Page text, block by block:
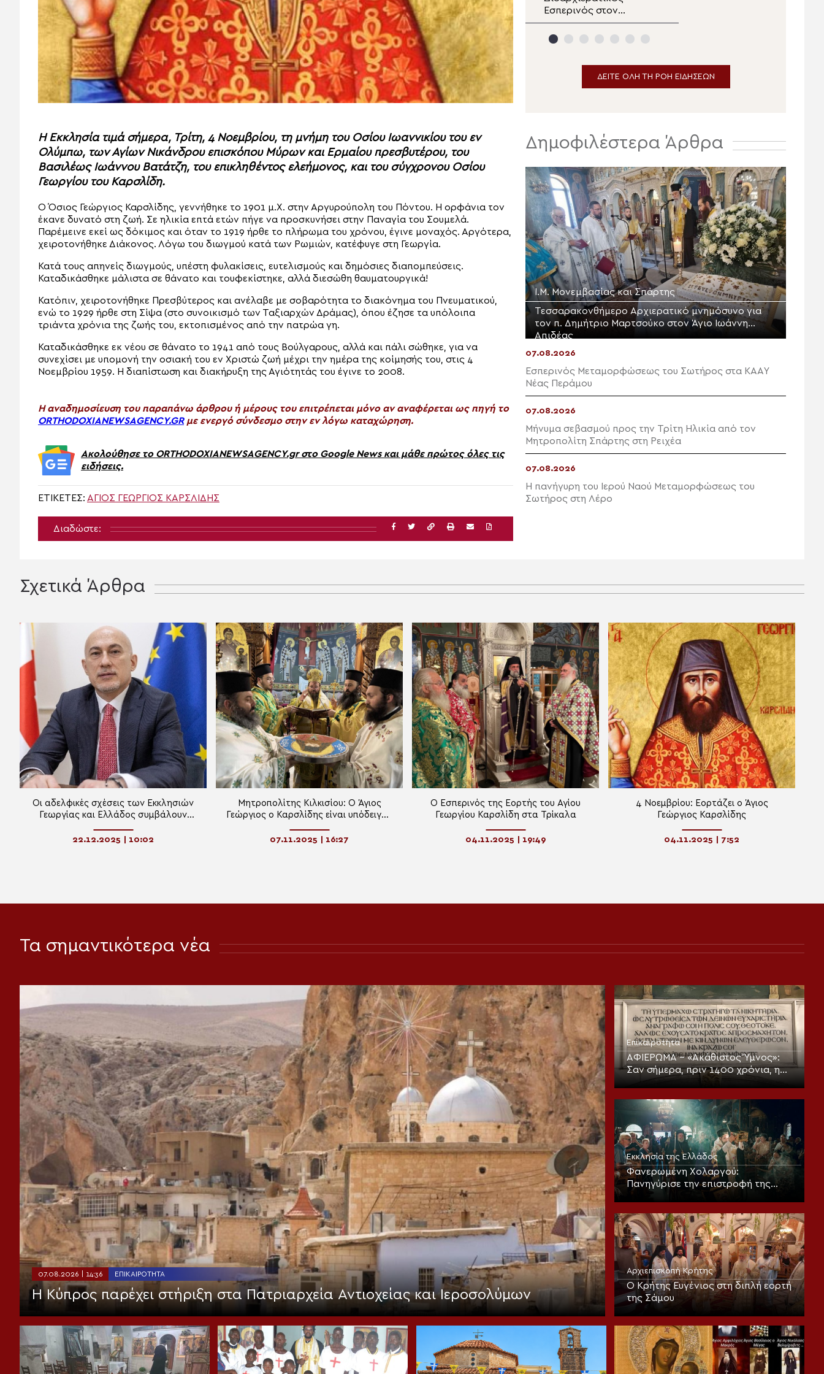
Η Εκκλησία τιμά σήμερα, Τρίτη, 4 Νοεμβρίου, τη μνήμη του Οσίου Ιωαννικίου του εν
Ολύμπω, των Αγίων Νικάνδρου επισκόπου Μύρων και Ερμαίου πρεσβυτέρου, του
Βασιλέως Ιωάννου Βατάτζη, του επικληθέντος ελεήμονος, και του σύγχρονου Οσίου
Γεωργίου του Καρσλίδη.
Ο Όσιος Γεώργιος Καρσλίδης, γεννήθηκε το 1901 μ.Χ. στην Αργυρούπολη του Πόντου. Η ορφάνια τον
έκανε δυνατό στη ζωή. Σε ηλικία επτά ετών πήγε να προσκυνήσει στην Παναγία του Σουμελά.
Παρέμεινε εκεί ως δόκιμος και όταν το 1919 ήρθε το πλήρωμα του χρόνου, έγινε μοναχός. Αργότερα,
χειροτονήθηκε Διάκονος. Λόγω του διωγμού κατά των Ρωμιών, κατέφυγε στη Γεωργία.
Κατά τους απηνείς διωγμούς, υπέστη φυλακίσεις, ευτελισμούς και δημόσιες διαπομπεύσεις.
Καταδικάσθηκε μάλιστα σε θάνατο και τουφεκίστηκε, αλλά διεσώθη θαυματουργικά!
Κατόπιν, χειροτονήθηκε Πρεσβύτερος και ανέλαβε με σοβαρότητα το διακόνημα του Πνευματικού,
ενώ το 1929 ήρθε στη Σίψα (στο συνοικισμό των Ταξιαρχών Δράμας), όπου έζησε τα υπόλοιπα
τριάντα χρόνια της ζωής του, εκτοπισμένος από την πατρώα γη.
Καταδικάσθηκε εκ νέου σε θάνατο το 1941 από τους Βούλγαρους, αλλά και πάλι σώθηκε, για να
συνεχίσει με υπομονή την οσιακή του εν Χριστώ ζωή μέχρι την ημέρα της κοίμησής του, στις 4
Νοεμβρίου 1959. Η διαπίστωση και διακήρυξη της Αγιότητάς του έγινε το 2008.
H αναδημοσίευση του παραπάνω άρθρου ή μέρους του επιτρέπεται μόνο αν αναφέρεται ως πηγή το
ORTHODOXIANEWSAGENCY.GRμε ενεργό σύνδεσμο στην εν λόγω καταχώρηση.
Ακολούθησε το ORTHODOXIANEWSAGENCY.gr στο Google News και μάθε πρώτος όλες τις
ειδήσεις.
ΕΤΙΚΈΤΕΣ: ΑΓΙΟΣ ΓΕΩΡΓΙΟΣ ΚΑΡΣΛΙΔΗΣ
Διαδώστε:
διπλή εορτή της Σάμου
Εσπερινός στον
πανηγυρίζοντα
Μητροπολιτικό Ναό της
ΔΕΙΤΕ ΟΛΗ ΤΗ ΡΟΗ ΕΙΔΗΣΕΩΝ
Δημοφιλέστερα Άρθρα
Ι.Μ. Μονεμβασίας και Σπάρτης
Τεσσαρακονθήμερο Αρχιερατικό μνημόσυνο για
τον π. Δημήτριο Μαρτσούκο στον Άγιο Ιωάννη
Απιδέας
07.08.2026
Εσπερινός Μεταμορφώσεως του Σωτήρος στα ΚΑΑΥ
Νέας Περάμου
07.08.2026
Μήνυμα σεβασμού προς την Τρίτη Ηλικία από τον
Μητροπολίτη Σπάρτης στη Ρειχέα
07.08.2026
Η πανήγυρη του Ιερού Ναού Μεταμορφώσεως του
Σωτήρος στη Λέρο
Σχετικά Άρθρα
Οι αδελφικές σχέσεις των Εκκλησιών
Γεωργίας και Ελλάδος συμβάλουν
22.12.2025 | 10:02
Μητροπολίτης Κιλκισίου: Ο Άγιος
Γεώργιος ο Καρσλίδης είναι υπόδειγμα
07.11.2025 | 16:27
Ο Εσπερινός της Εορτής του Αγίου
Γεωργίου Καρσλίδη στα Τρίκαλα
04.11.2025 | 19:49
4 Νοεμβρίου: Εορτάζει ο Άγιος
Γεώργιος Καρσλίδης
04.11.2025 | 7:52
Τα σημαντικότερα νέα
07.08.2026 | 14:36 ΕΠΙΚΑΙΡΌΤΗΤΑ
Η Κύπρος παρέχει στήριξη στα Πατριαρχεία Αντιοχείας και Ιεροσολύμων
Επικαιρότητα
ΑΦΙΕΡΩΜΑ – «Ακάθιστος Ύμνος»:
Σαν σήμερα, πριν 1400 χρόνια, η
πρώτη ψαλμώδηση της
Εκκλησίας
Εκκλησία της Ελλάδος
Φανερωμένη Χολαργού:
Πανηγύρισε την επιστροφή της
παλαιάς ιεράς Λειψανοθήκης –
Επισκόπου Χριστουπόλεως
Αρχιεπισκοπή Κρήτης
Ο Κρήτης Ευγένιος στη διπλή εορτή
της Σάμου